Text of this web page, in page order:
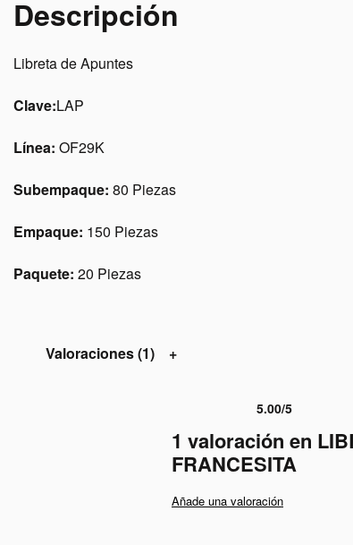
Descripción
Libreta de Apuntes
Clave:LAP
Línea: OF29K
Subempaque: 80 Piezas
Empaque: 150 Piezas
Paquete: 20 Piezas
Valoraciones (1)
5.00/5
1 valoración en
FRANCESITA
Añade una valoración